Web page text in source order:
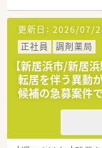
＜業務内容
■調剤・投薬
■単科に偏
■処方箋枚
■電子薬歴
■投薬口は3
も対応でき
■在宅対応
況によっ
＜法人特徴
更新日： 2026/07/
正社員
調剤薬局
【新居浜市/新居
転居を伴う異動
候補の急募案件